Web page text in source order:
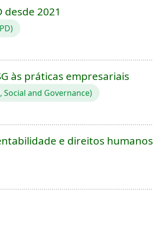
2021
às práticas empresariais
Social and Governance)
e direitos humanos